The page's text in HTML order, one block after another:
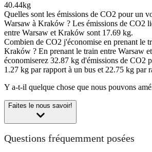
40.44kg
Quelles sont les émissions de CO2 pour un
Warsaw à Kraków ? Les émissions de CO2
entre Warsaw et Kraków sont 17.69 kg.
Combien de CO2 j'économise en prenant le
Kraków ? En prenant le train entre Warsaw
économiserez 32.87 kg d'émissions de CO2
1.27 kg par rapport à un bus et 22.75 kg par
Y a-t-il quelque chose que nous pouvons
Faites le nous savoir!
Questions fréquemment posées